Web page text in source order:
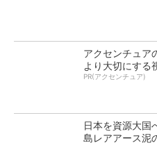
アクセンチュア
より大切にする
PR(アクセンチュア)
日本を資源大
島レアアース泥